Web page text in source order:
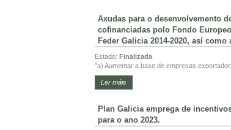
Axudas para o desenvolvemento
cofinanciadas polo Fondo
Feder Galicia 2014-2020, así
Estado: Finalizada
"a) Aumentar a base de empresas
Ler máis
Plan Galicia emprega de
para o ano 2023.